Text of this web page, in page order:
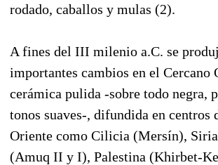
rodado, caballos y mulas (2).
A fines del III milenio a.C. se
importantes cambios en el Cercano
cerámica pulida -sobre todo negra,
tonos suaves-, difundida en centros
Oriente como Cilicia (Mersín),
(Amuq II y I), Palestina (Khirbet-